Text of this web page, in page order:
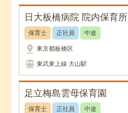
日大板橋病院 院内保育所
保育士 正社員 中途
pin_drop 東京都板橋区
train 東武東上線 大山駅
足立梅島雲母保育園
保育士 正社員 中途